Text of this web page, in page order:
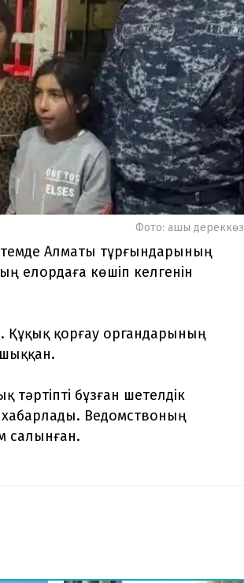
Фото: ашық дереккөз
Алматы тұрғындарының
елордаға көшіп келгенін
қорғау органдарының
бұзған шетелдік
хабарлады. Ведомствоның
салынған.